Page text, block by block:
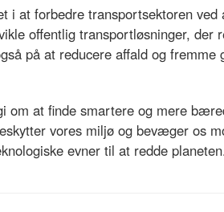
i at forbedre transportsektoren
offentlig transportløsninger, der
på at reducere affald og fremme
om at finde smartere og mere
vores miljø og bevæger os
evner til at redde